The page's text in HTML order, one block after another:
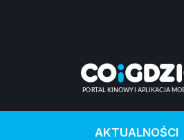
AKTUALNOŚCI